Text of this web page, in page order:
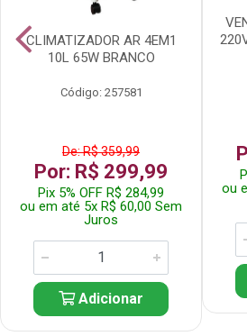
CLIMATIZADOR AR 4EM1
10L 65W BRANCO
Código: 257581
De: R$ 359,99
Por: R$ 299,99
Pix 5% OFF R$ 284,99
ou em até 5x R$ 60,00 Sem
Juros
Adicionar
ou